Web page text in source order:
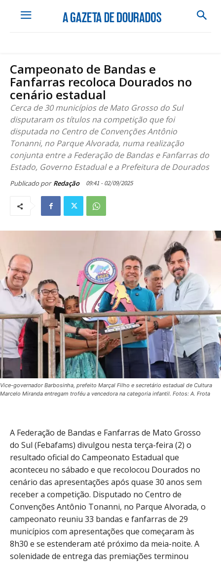
Campeonato de Bandas e
Fanfarras recoloca Dourados no
cenário estadual
Cerca de 30 municípios de Mato Grosso do Sul
disputaram os títulos na competição que foi
disputada no Centro de Convenções Antônio
Tonanni, no Parque Alvorada, numa realização
conjunta entre a Federação de Bandas e Fanfarras do
Estado, Governo Estadual e a Prefeitura de Dourados
Publicado por Redação 09:41 - 02/09/2025
Vice-governador Barbosinha, prefeito Marçal Filho e secretário estadual de Cultura
Marcelo Miranda entregam troféu a vencedora na categoria infantil. Fotos: A. Frota
A Federação de Bandas e Fanfarras de Mato Grosso
do Sul (Febafams) divulgou nesta terça-feira (2) o
resultado oficial do Campeonato Estadual que
aconteceu no sábado e que recolocou Dourados no
cenário das apresentações após quase 30 anos sem
receber a competição. Disputado no Centro de
Convenções Antônio Tonanni, no Parque Alvorada, o
campeonato reuniu 33 bandas e fanfarras de 29
municípios com apresentações que começaram às
8h30 e se estenderam até próximo da meia-noite. A
solenidade de entrega das premiações terminou